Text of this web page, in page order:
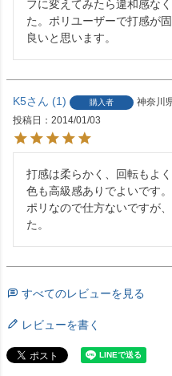
フに変えてみたら違和感な
た。ポリユーザーで打感が
良いと思います。
K5 1 購入者 神奈川
投稿日
2014/01/03
打感は柔らかく、回転もよく
色も高級感ありでよいです。
ポリなので仕方ないですが
た。
すべてのレビューを見る
レビューを書く